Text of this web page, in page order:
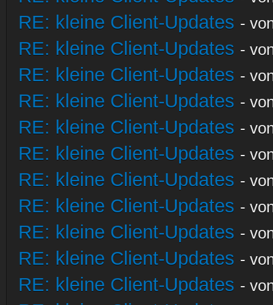
RE: kleine Client-Updates -
RE: kleine Client-Updates -
RE: kleine Client-Updates -
RE: kleine Client-Updates -
RE: kleine Client-Updates -
RE: kleine Client-Updates -
RE: kleine Client-Updates -
RE: kleine Client-Updates -
RE: kleine Client-Updates -
RE: kleine Client-Updates -
RE: kleine Client-Updates -